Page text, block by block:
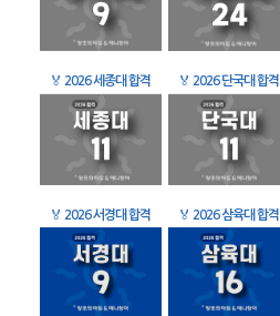
🏅 2026 세종대 합격 🏅 2026 단국대 합격
🏅 2026 서경대 합격 🏅 2026 삼육대 합격